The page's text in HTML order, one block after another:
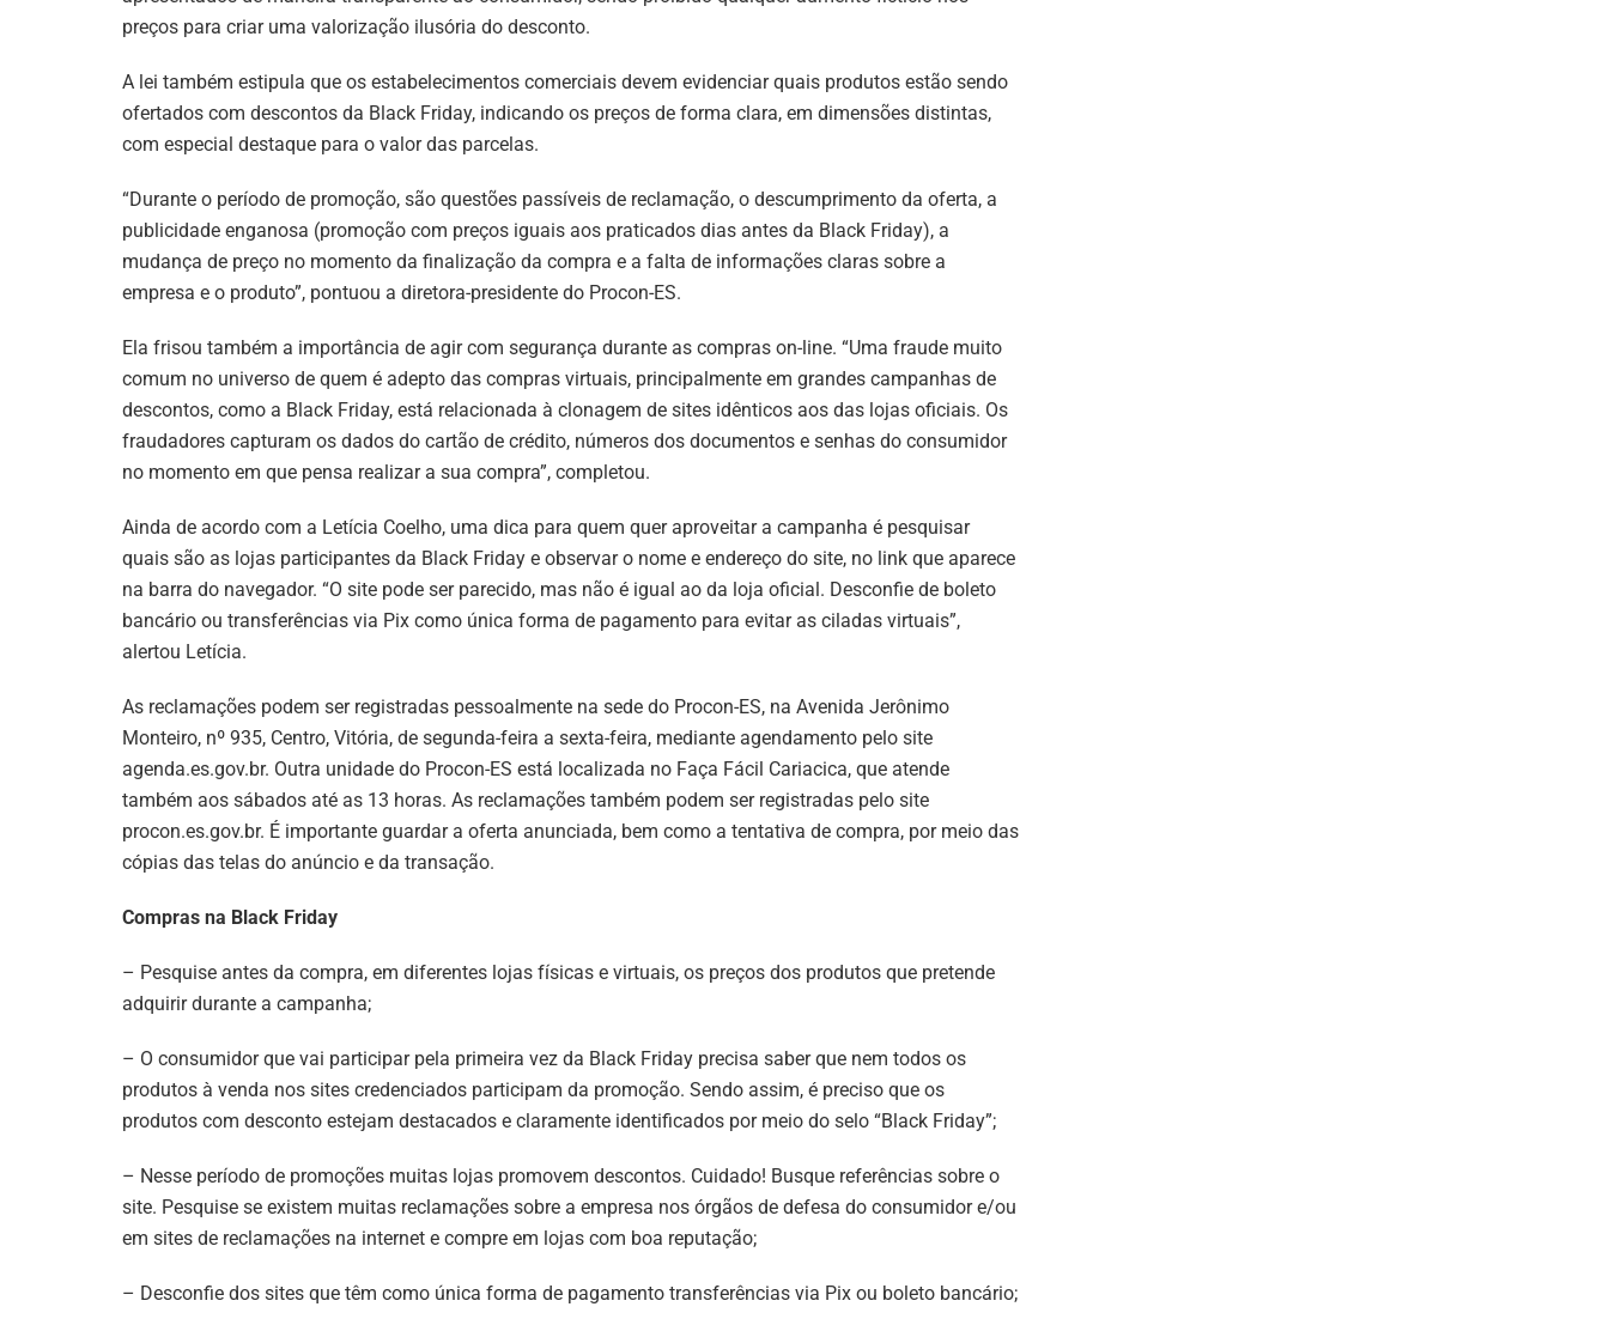
preços para criar uma valorização ilusória do desconto.
A lei também estipula que os estabelecimentos comerciais devem evidenciar quais produtos estão sendo
ofertados com descontos da Black Friday, indicando os preços de forma clara, em dimensões distintas,
com especial destaque para o valor das parcelas.
“Durante o período de promoção, são questões passíveis de reclamação, o descumprimento da oferta, a
publicidade enganosa (promoção com preços iguais aos praticados dias antes da Black Friday), a
mudança de preço no momento da finalização da compra e a falta de informações claras sobre a
empresa e o produto”, pontuou a diretora-presidente do Procon-ES.
Ela frisou também a importância de agir com segurança durante as compras on-line. “Uma fraude muito
comum no universo de quem é adepto das compras virtuais, principalmente em grandes campanhas de
descontos, como a Black Friday, está relacionada à clonagem de sites idênticos aos das lojas oficiais. Os
fraudadores capturam os dados do cartão de crédito, números dos documentos e senhas do consumidor
no momento em que pensa realizar a sua compra”, completou.
Ainda de acordo com a Letícia Coelho, uma dica para quem quer aproveitar a campanha é pesquisar
quais são as lojas participantes da Black Friday e observar o nome e endereço do site, no link que aparece
na barra do navegador. “O site pode ser parecido, mas não é igual ao da loja oficial. Desconfie de boleto
bancário ou transferências via Pix como única forma de pagamento para evitar as ciladas virtuais”,
alertou Letícia.
As reclamações podem ser registradas pessoalmente na sede do Procon-ES, na Avenida Jerônimo
Monteiro, nº 935, Centro, Vitória, de segunda-feira a sexta-feira, mediante agendamento pelo site
agenda.es.gov.br. Outra unidade do Procon-ES está localizada no Faça Fácil Cariacica, que atende
também aos sábados até as 13 horas. As reclamações também podem ser registradas pelo site
procon.es.gov.br. É importante guardar a oferta anunciada, bem como a tentativa de compra, por meio das
cópias das telas do anúncio e da transação.
Compras na Black Friday
– Pesquise antes da compra, em diferentes lojas físicas e virtuais, os preços dos produtos que pretende
adquirir durante a campanha;
– O consumidor que vai participar pela primeira vez da Black Friday precisa saber que nem todos os
produtos à venda nos sites credenciados participam da promoção. Sendo assim, é preciso que os
produtos com desconto estejam destacados e claramente identificados por meio do selo “Black Friday”;
– Nesse período de promoções muitas lojas promovem descontos. Cuidado! Busque referências sobre o
site. Pesquise se existem muitas reclamações sobre a empresa nos órgãos de defesa do consumidor e/ou
em sites de reclamações na internet e compre em lojas com boa reputação;
– Desconfie dos sites que têm como única forma de pagamento transferências via Pix ou boleto bancário;